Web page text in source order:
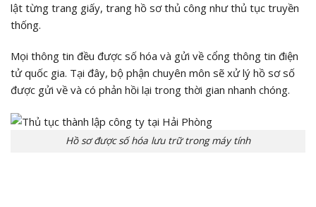
lật từng trang giấy, trang hồ sơ thủ công như thủ tục truyền
thống.
Mọi thông tin đều được số hóa và gửi về cổng thông tin điện
tử quốc gia. Tại đây, bộ phận chuyên môn sẽ xử lý hồ sơ số
được gửi về và có phản hồi lại trong thời gian nhanh chóng.
Hồ sơ được số hóa lưu trữ trong máy tính